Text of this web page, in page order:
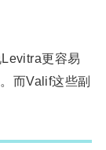
更容易
而Valif这些副